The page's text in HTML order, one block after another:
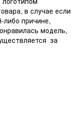
в случае если
либо причине,
модель,
за